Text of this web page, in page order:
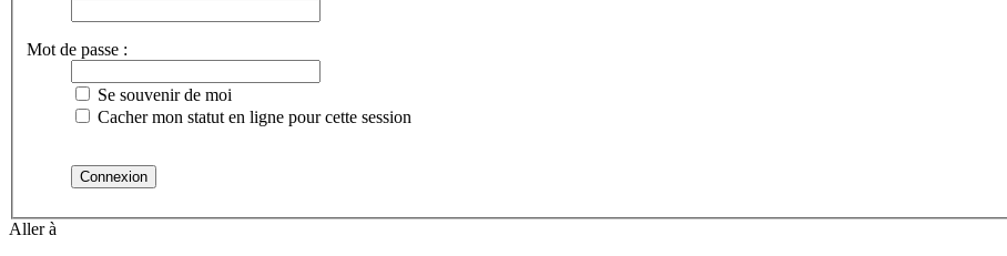
Mot de passe :
Se souvenir de moi
Cacher mon statut en ligne pour cette session
Aller à